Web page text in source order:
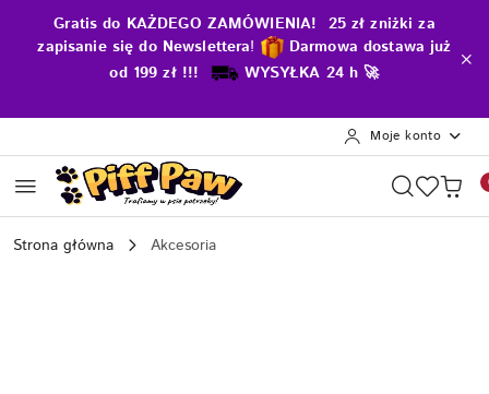
Przejdź do treści głównej
Przejdź do wyszukiwarki
Przejdź do moje konto
Przejdź do menu głównego
Przejdź do opisu produktu
Przejdź do stopki
Gratis do KAŻDEGO ZAMÓWIENIA! 25 zł zniżki za
zapisanie się do Newslettera! Darmowa dostawa już
od 199 zł !!!
WYSYŁKA 24 h 🚀
Moje konto
Strona główna Akcesoria